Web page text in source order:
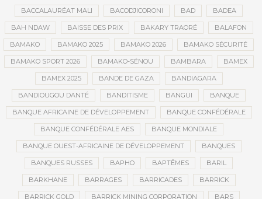
BACCALAURÉAT MALI BACODJICORONI BAD BADEA
BAH NDAW BAISSE DES PRIX BAKARY TRAORÉ BALAFON
BAMAKO BAMAKO 2025 BAMAKO 2026 BAMAKO SÉCURITÉ
BAMAKO SPORT 2026 BAMAKO-SÉNOU BAMBARA BAMEX
BAMEX 2025 BANDE DE GAZA BANDIAGARA
BANDIOUGOU DANTÉ BANDITISME BANGUI BANQUE
BANQUE AFRICAINE DE DÉVELOPPEMENT BANQUE CONFÉDÉRALE
BANQUE CONFÉDÉRALE AES BANQUE MONDIALE
BANQUE OUEST-AFRICAINE DE DÉVELOPPEMENT BANQUES
BANQUES RUSSES BAPHO BAPTÊMES BARIL
BARKHANE BARRAGES BARRICADES BARRICK
BARRICK GOLD BARRICK MINING CORPORATION BARS